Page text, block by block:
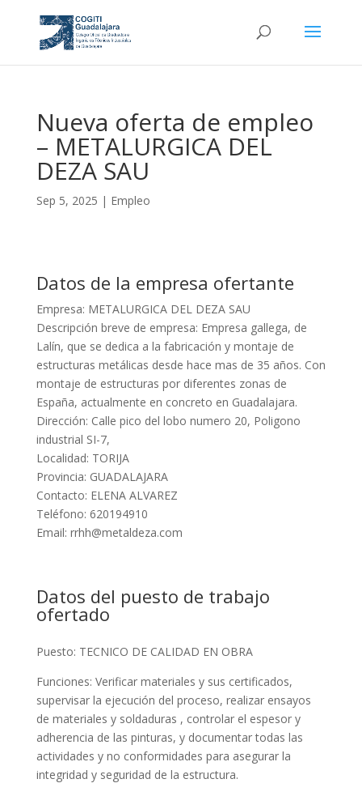
Nueva oferta de empleo
– METALURGICA DEL
DEZA SAU
Sep 5, 2025 | Empleo
Datos de la empresa ofertante
Empresa: METALURGICA DEL DEZA SAU
Descripción breve de empresa: Empresa gallega, de
Lalín, que se dedica a la fabricación y montaje de
estructuras metálicas desde hace mas de 35 años. Con
montaje de estructuras por diferentes zonas de
España, actualmente en concreto en Guadalajara.
Dirección: Calle pico del lobo numero 20, Poligono
industrial SI-7,
Localidad: TORIJA
Provincia: GUADALAJARA
Contacto: ELENA ALVAREZ
Teléfono: 620194910
Email: rrhh@metaldeza.com
Datos del puesto de trabajo
ofertado
Puesto: TECNICO DE CALIDAD EN OBRA
Funciones: Verificar materiales y sus certificados,
supervisar la ejecución del proceso, realizar ensayos
de materiales y soldaduras , controlar el espesor y
adherencia de las pinturas, y documentar todas las
actividades y no conformidades para asegurar la
integridad y seguridad de la estructura.